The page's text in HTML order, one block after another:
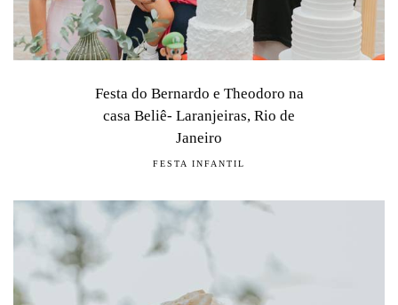
Festa do Bernardo e Theodoro na
casa Beliê- Laranjeiras, Rio de
Janeiro
FESTA INFANTIL